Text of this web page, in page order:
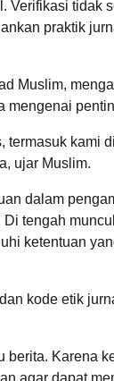
tidak
praktik
Muslim,
mengenai
termasuk kami
ujar Muslim.
dalam
tengah
ketentuan
kode etik
berita. Karena